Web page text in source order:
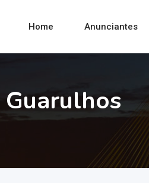
Home Anunciantes